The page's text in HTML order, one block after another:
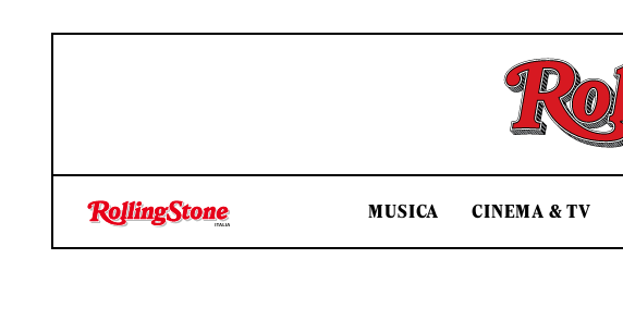
MUSICA CINEMA & TV